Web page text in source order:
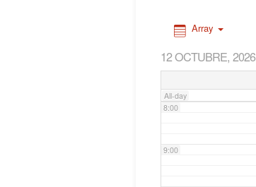
Array
12 OCTUBRE, 2026
All-day
6:00
8:00
9:00